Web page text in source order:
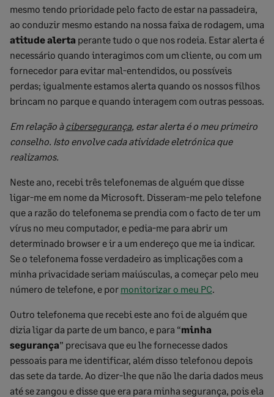
mesmo tendo prioridade pelo facto de estar na passadeira,
ao conduzir mesmo estando na nossa faixa de rodagem, uma
atitude alerta perante tudo o que nos rodeia. Estar alerta é
necessário quando interagimos com um cliente, ou com um
fornecedor para evitar mal-entendidos, ou possíveis
perdas; igualmente estamos alerta quando os nossos filhos
brincam no parque e quando interagem com outras pessoas.
Em relação àcibersegurança, estar alerta é o meu primeiro
conselho. Isto envolve cada atividade eletrónica que
realizamos.
Neste ano, recebi três telefonemas de alguém que disse
ligar-me em nome da Microsoft. Disseram-me pelo telefone
que a razão do telefonema se prendia com o facto de ter um
vírus no meu computador, e pedia-me para abrir um
determinado browser e ir a um endereço que me ia indicar.
Se o telefonema fosse verdadeiro as implicações com a
minha privacidade seriam maiúsculas, a começar pelo meu
número de telefone, e por monitorizar o meu PC.
Outro telefonema que recebi este ano foi de alguém que
dizia ligar da parte de um banco, e para “minha
segurança” precisava que eu lhe fornecesse dados
pessoais para me identificar, além disso telefonou depois
das sete da tarde. Ao dizer-lhe que não lhe daria dados meus
até se zangou e disse que era para minha segurança, pois ela